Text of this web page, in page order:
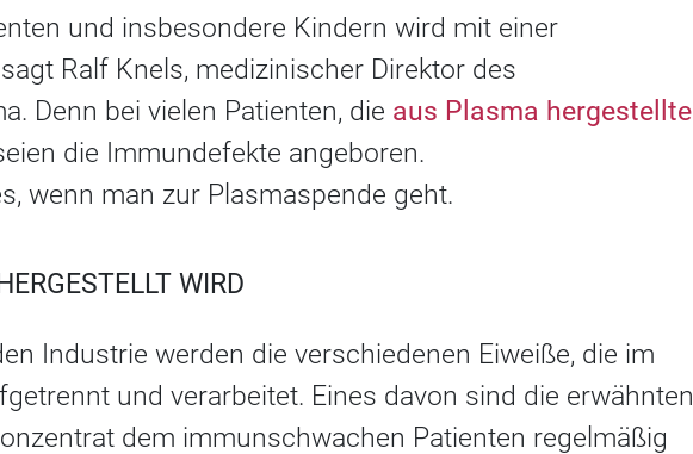
und insbesondere Kindern wird mit einer
Ralf Knels, medizinischer Direktor des
Denn bei vielen Patienten, die aus Plasma hergestellte
die Immundefekte angeboren.
wenn man zur Plasmaspende geht.
WIRD
Industrie werden die verschiedenen Eiweiße, die im
und verarbeitet. Eines davon sind die erwähnten
dem immunschwachen Patienten regelmäßig